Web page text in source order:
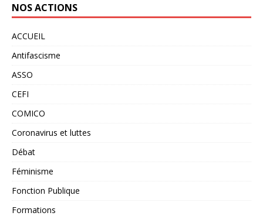
NOS ACTIONS
ACCUEIL
Antifascisme
ASSO
CEFI
COMICO
Coronavirus et luttes
Débat
Féminisme
Fonction Publique
Formations